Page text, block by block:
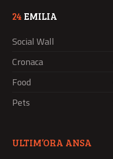
24 EMILIA
Social Wall
Cronaca
Food
Pets
ULTIM’ORA ANSA